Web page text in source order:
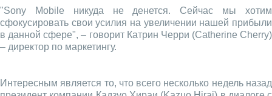
"Sony Mobile никуда не денется. Сейчас мы хотим
сфокусировать свои усилия на увеличении нашей прибыли
в данной сфере", – говорит Катрин Черри (Catherine Cherry)
– директор по маркетингу.
Интересным является то, что всего несколько недель назад